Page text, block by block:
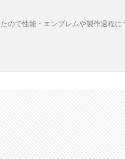
ので性能・エンブレムや製作過